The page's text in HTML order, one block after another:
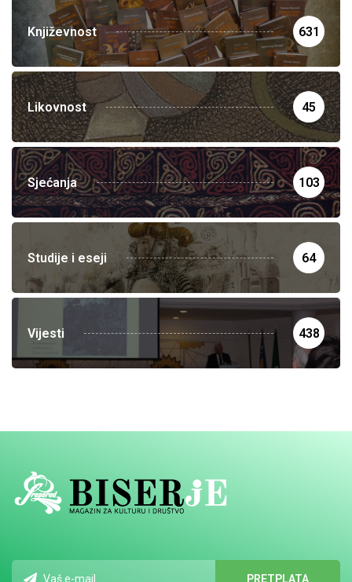
Književnost 631
Likovnost 45
Sjećanja 103
Studije i eseji 64
Vijesti 438